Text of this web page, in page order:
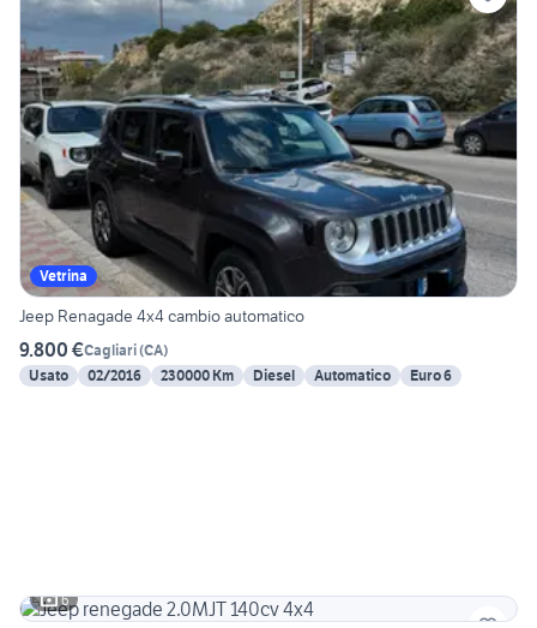
Vetrina
Jeep Renagade 4x4 cambio automatico
9.800 €Cagliari(CA)
Usato
02/2016 230000 Km Diesel Automatico Euro 6
6